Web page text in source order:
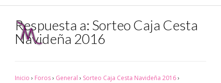
Respuesta a: Sorteo Caja Cesta
Navideña 2016
Inicio › Foros› General › Sorteo Caja Cesta Navideña 2016›